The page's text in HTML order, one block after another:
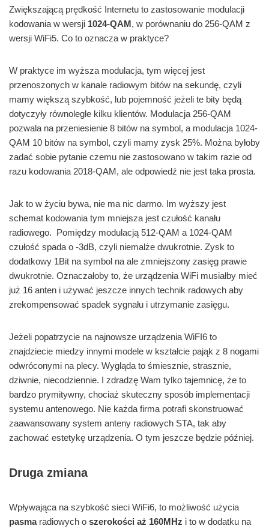
Zwiększającą prędkość Internetu to zastosowanie modulacji
kodowania w wersji 1024-QAM, w porównaniu do 256-QAM z
wersji WiFi5. Co to oznacza w praktyce?
W praktyce im wyższa modulacja, tym więcej jest
przenoszonych w kanale radiowym bitów na sekundę, czyli
mamy większą szybkość, lub pojemność jeżeli te bity będą
dotyczyły równolegle kilku klientów. Modulacja 256-QAM
pozwala na przeniesienie 8 bitów na symbol, a modulacja 1024-
QAM 10 bitów na symbol, czyli mamy zysk 25%. Można byłoby
zadać sobie pytanie czemu nie zastosowano w takim razie od
razu kodowania 2018-QAM, ale odpowiedź nie jest taka prosta.
Jak to w życiu bywa, nie ma nic darmo. Im wyższy jest
schemat kodowania tym mniejsza jest czułość kanału
radiowego. Pomiędzy modulacją 512-QAM a 1024-QAM
czułość spada o -3dB, czyli niemalże dwukrotnie. Zysk to
dodatkowy 1Bit na symbol na ale zmniejszony zasięg prawie
dwukrotnie. Oznaczałoby to, że urządzenia WiFi musiałby mieć
już 16 anten i używać jeszcze innych technik radowych aby
zrekompensować spadek sygnału i utrzymanie zasięgu.
Jeżeli popatrzycie na najnowsze urządzenia WiFI6 to
znajdziecie miedzy innymi modele w kształcie pająk z 8 nogami
odwróconymi na plecy. Wygląda to śmiesznie, strasznie,
dziwnie, niecodziennie. I zdradzę Wam tylko tajemnicę, że to
bardzo prymitywny, chociaż skuteczny sposób implementacji
systemu antenowego. Nie każda firma potrafi skonstruować
zaawansowany system anteny radiowych STA, tak aby
zachować estetykę urządzenia. O tym jeszcze będzie później.
Druga zmiana
Wpływająca na szybkość sieci WiFi6, to możliwość użycia
pasmaradiowych o szerokości aż 160MHz i to w dodatku na